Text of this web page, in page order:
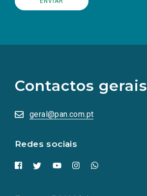
Contactos gerais
geral@pan.com.pt
Redes sociais
redes
sociais
numa
nova